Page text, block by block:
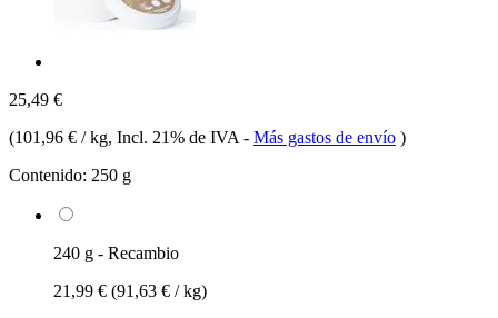
25,49 €
(101,96 € / kg, Incl. 21% de IVA - Más gastos de envío )
Contenido: 250 g
240 g - Recambio
21,99 € (91,63 € / kg)